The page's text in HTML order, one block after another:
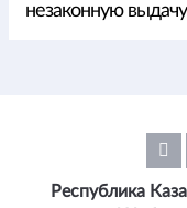
незаконную
Республика